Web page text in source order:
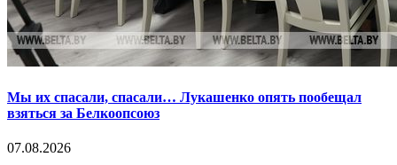
Мы их спасали, спасали… Лукашенко опять пообещал
взяться за Белкоопсоюз
07.08.2026